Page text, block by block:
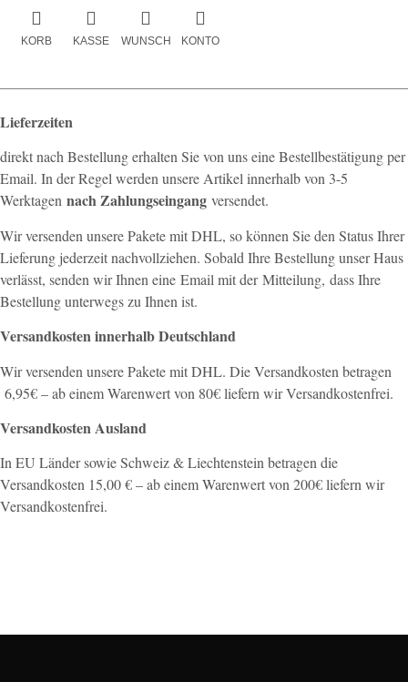
KORB KASSE WUNSCH KONTO
Lieferzeiten
direkt nach Bestellung erhalten Sie von uns eine Bestellbestätigung per
Email. In der Regel werden unsere Artikel innerhalb von 3-5
Werktagen nach Zahlungseingang versendet.
Wir versenden unsere Pakete mit DHL, so können Sie den Status Ihrer
Lieferung jederzeit nachvollziehen. Sobald Ihre Bestellung unser Haus
verlässt, senden wir Ihnen eine Email mit der Mitteilung, dass Ihre
Bestellung unterwegs zu Ihnen ist.
Versandkosten innerhalb Deutschland
Wir versenden unsere Pakete mit DHL. Die Versandkosten betragen
6,95€ – ab einem Warenwert von 80€ liefern wir Versandkostenfrei.
Versandkosten Ausland
In EU Länder sowie Schweiz & Liechtenstein betragen die
Versandkosten 15,00 € – ab einem Warenwert von 200€ liefern wir
Versandkostenfrei.